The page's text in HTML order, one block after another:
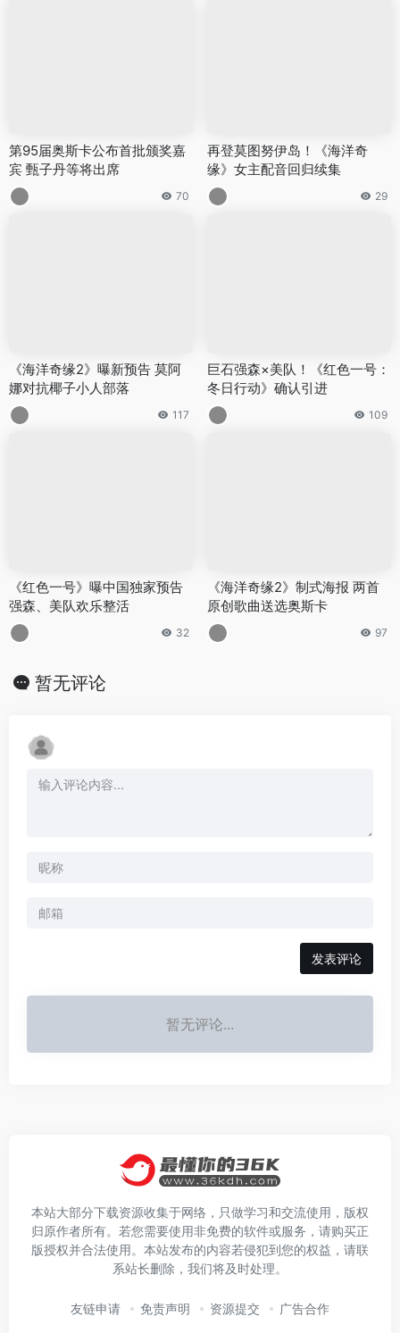
第95届奥斯卡公布首批颁奖嘉
宾 甄子丹等将出席
70
再登莫图努伊岛！《海洋奇
缘》女主配音回归续集
29
《海洋奇缘2》曝新预告 莫阿
娜对抗椰子小人部落
117
巨石强森×美队！《红色一号：
冬日行动》确认引进
109
《红色一号》曝中国独家预告
强森、美队欢乐整活
32
《海洋奇缘2》制式海报 两首
原创歌曲送选奥斯卡
97
暂无评论
发表评论
暂无评论...
本站大部分下载资源收集于网络，只做学习和交流使用，版权
归原作者所有。若您需要使用非免费的软件或服务，请购买正
版授权并合法使用。本站发布的内容若侵犯到您的权益，请联
系站长删除，我们将及时处理。
友链申请 免责声明 资源提交 广告合作